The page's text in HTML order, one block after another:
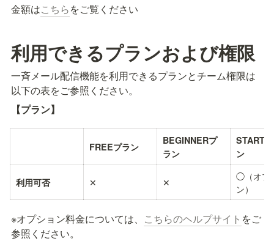
金額はこちらをご覧ください
利用できるプランおよび権限
一斉メール配信機能を利用できるプランとチーム権限は
以下の表をご参照ください。
【プラン】
FREEプラン
BEGINNERプ
ラン
ン
利用可否 ✕ ✕
◯（オプ
ン）
※オプション料金については、 こちらのヘルプサイト をご
参照ください。